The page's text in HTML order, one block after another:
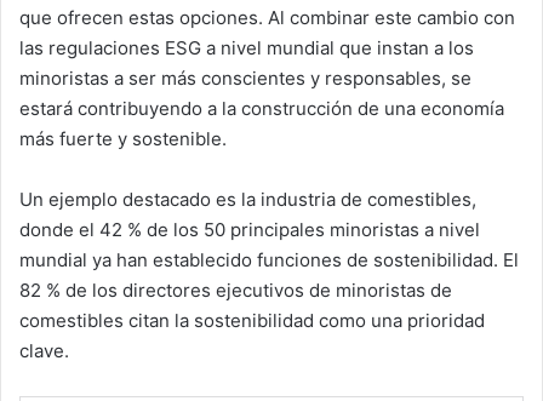
que ofrecen estas opciones. Al combinar este cambio con
las regulaciones ESG a nivel mundial que instan a los
minoristas a ser más conscientes y responsables, se
estará contribuyendo a la construcción de una economía
más fuerte y sostenible.
Un ejemplo destacado es la industria de comestibles,
donde el 42 % de los 50 principales minoristas a nivel
mundial ya han establecido funciones de sostenibilidad. El
82 % de los directores ejecutivos de minoristas de
comestibles citan la sostenibilidad como una prioridad
clave.